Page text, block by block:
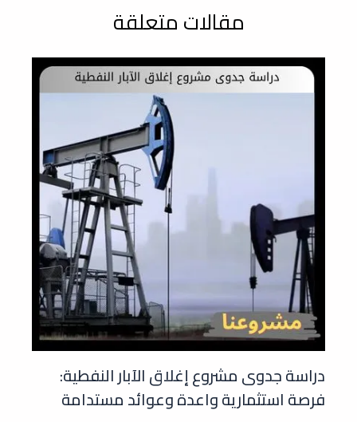
مقالات متعلقة
دراسة جدوى مشروع إغلاق الآبار النفطية:
فرصة استثمارية واعدة وعوائد مستدامة